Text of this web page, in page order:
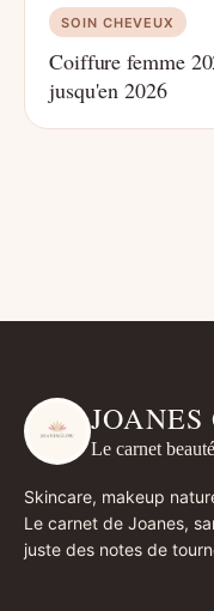
SOIN CHEVEUX
Coiffure femme
jusqu'en 2026
Le carnet beauté
Skincare, makeup
Le carnet de Joanes,
juste des notes de